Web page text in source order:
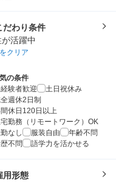
だわり条件
活躍中
クリア
の条件
験者歓迎
土日祝休み
週休2日制
休日120日以上
勤務（リモートワーク）OK
なし
服装自由
年齢不問
不問
語学力を活かせる
用形態